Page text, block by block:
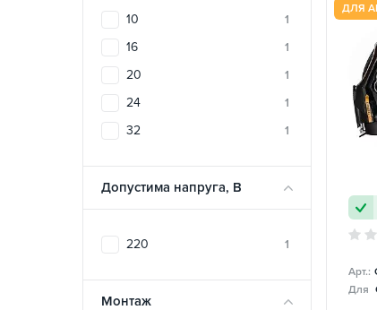
10 1
16 1
20 1
24 1
32 1
Допустима напруга, В
220 1
Монтаж
ДЛЯ
Арт.:
Для